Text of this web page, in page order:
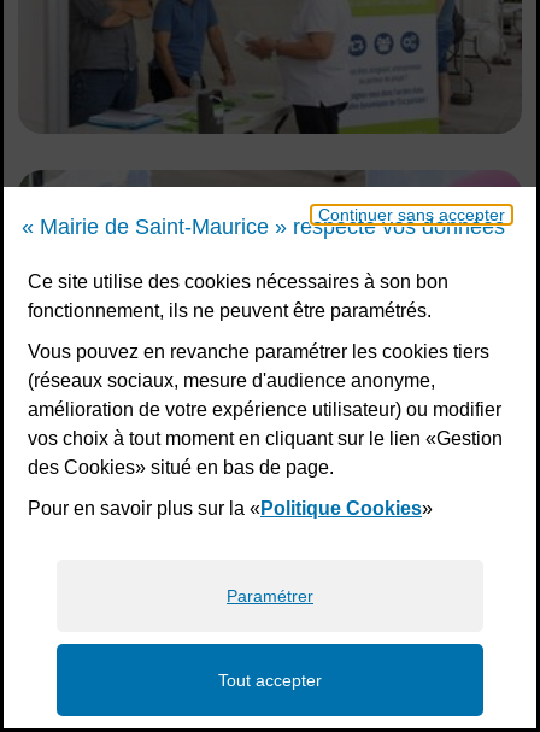
Continuer sans accepter
« Mairie de Saint-Maurice » respecte vos données
Ce site utilise des cookies nécessaires à son bon
fonctionnement, ils ne peuvent être paramétrés.
Vous pouvez en revanche paramétrer les cookies tiers
(réseaux sociaux, mesure d'audience anonyme,
amélioration de votre expérience utilisateur) ou modifier
vos choix à tout moment en cliquant sur le lien «Gestion
des Cookies» situé en bas de page.
Pour en savoir plus sur la «Politique Cookies»
Paramétrer
Tout accepter